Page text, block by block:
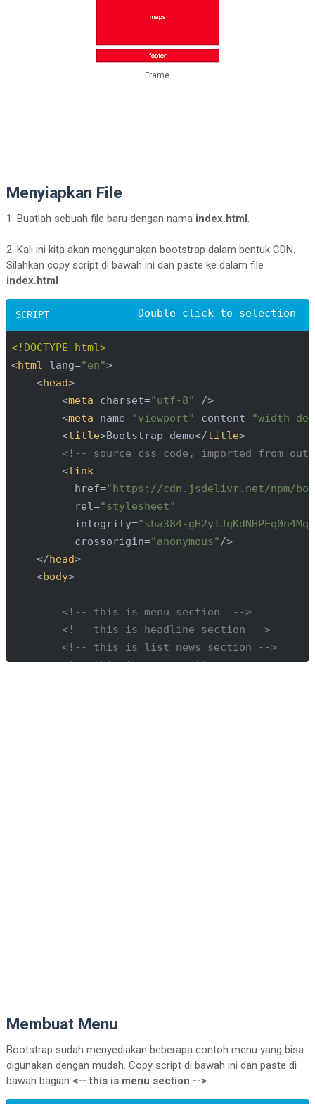
Frame
Menyiapkan File
1. Buatlah sebuah file baru dengan nama index.html
2. Kali ini kita akan menggunakan bootstrap dalam bentuk CDN.
Silahkan copy script di bawah ini dan paste ke dalam file
index.html
<!DOCTYPE html>
<html lang="en">
<head>
<meta charset="utf-8"
/>
<meta name="viewport" content=
<title>Bootstrap demo</title>
<!-- source css code, imported from
<link
href="https://cdn.jsdelivr.net/npm/
rel="stylesheet"
integrity="sha384-
crossorigin="anonymous"/>
</head>
<body>
<!-- this is menu section  -->
<!-- this is headline section -->
<!-- this is list news section -->
<!-- this is maps section -->
Membuat Menu
Bootstrap sudah menyediakan beberapa contoh menu yang bisa
digunakan dengan mudah. Copy script di bawah ini dan paste di
bawah bagian <-- this is menu section -->